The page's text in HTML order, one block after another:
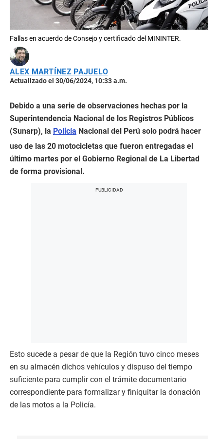
Fallas en acuerdo de Consejo y certificado del MININTER.
ALEX MARTÍNEZ PAJUELO
Actualizado el 30/06/2024, 10:33 a.m.
Debido a una serie de observaciones hechas por la
Superintendencia Nacional de los Registros Públicos
(Sunarp), la Policía Nacional del Perú solo podrá hacer
uso de las 20 motocicletas que fueron entregadas el
último martes por el Gobierno Regional de La Libertad
de forma provisional.
Esto sucede a pesar de que la Región tuvo cinco meses
en su almacén dichos vehículos y dispuso del tiempo
suficiente para cumplir con el trámite documentario
correspondiente para formalizar y finiquitar la donación
de las motos a la Policía.